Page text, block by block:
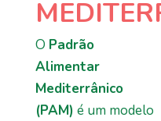
O Padrão
Alimentar
Mediterrânico
(PAM) é um modelo